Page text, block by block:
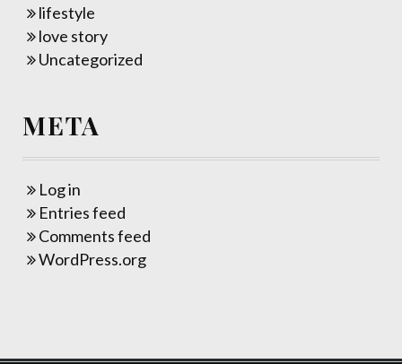
lifestyle
love story
Uncategorized
META
Log in
Entries feed
Comments feed
WordPress.org